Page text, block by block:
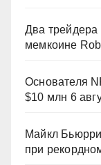
Два трейдера
мемкоине
Основателя
$10 млн 6
Майкл
при